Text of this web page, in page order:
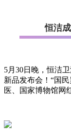
恒洁
5月30日晚，恒洁
新品发布会！“国
医、国家博物馆网